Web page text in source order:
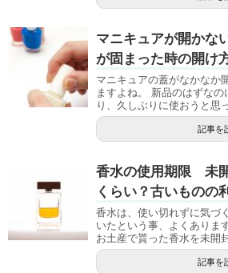
マニキュアが開か
が固まった時の開け
マニキュアの蓋がなかなか
ますよね。 新品のはずな
り、久しぶりに使おうと思
記事を
香水の使用期限 未
くらい？古いものの
香水は、使い切れずに気づ
いたという事、よくありま
お土産で貰った香水を未開
記事を